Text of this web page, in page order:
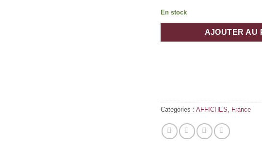
En stock
AJOUTER AU
Catégories : AFFICHES France